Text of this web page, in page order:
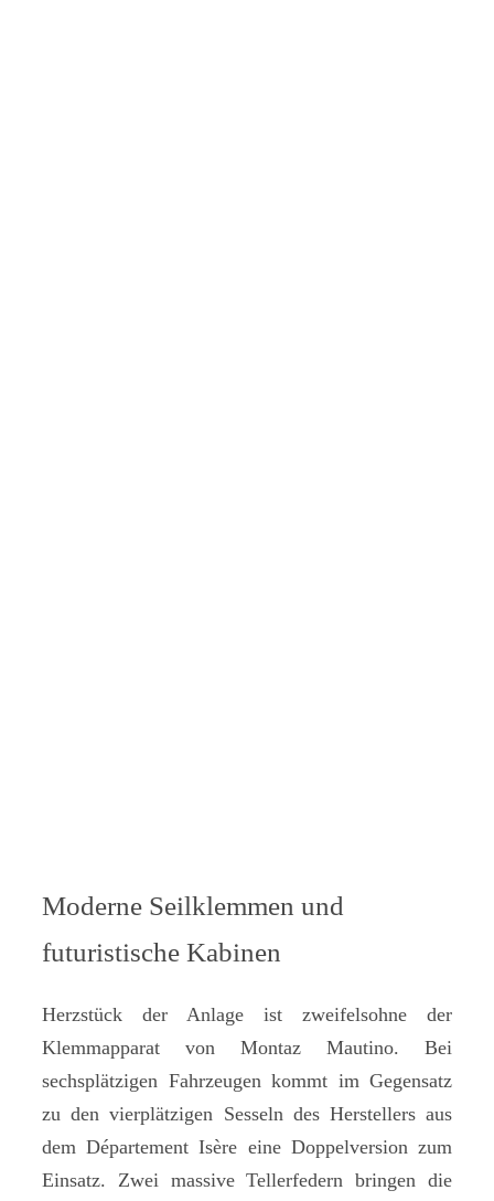
Moderne Seilklemmen und
futuristische Kabinen
Herzstück der Anlage ist zweifelsohne der
Klemmapparat von Montaz Mautino. Bei
sechsplätzigen Fahrzeugen kommt im Gegensatz
zu den vierplätzigen Sesseln des Herstellers aus
dem Département Isère eine Doppelversion zum
Einsatz. Zwei massive Tellerfedern bringen die